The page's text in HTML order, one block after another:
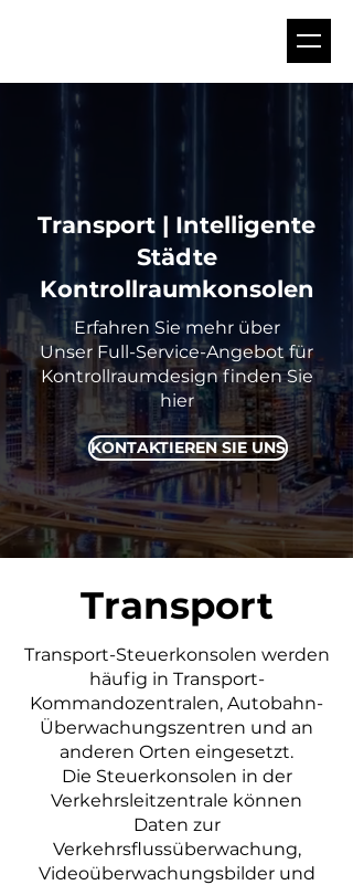
Transport | Intelligente
Städte
Kontrollraumkonsolen
Erfahren Sie mehr über
Unser Full-Service-Angebot für
Kontrollraumdesign finden Sie
hier
KONTAKTIEREN SIE UNS
Transport
Transport-Steuerkonsolen werden
häufig in Transport-
Kommandozentralen, Autobahn-
Überwachungszentren und an
anderen Orten eingesetzt.
Die Steuerkonsolen in der
Verkehrsleitzentrale können
Daten zur
Verkehrsflussüberwachung,
Videoüberwachungsbilder und